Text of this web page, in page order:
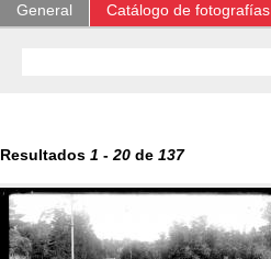
General Catálogo de fotografías
Resultados 1 - 20 de 137